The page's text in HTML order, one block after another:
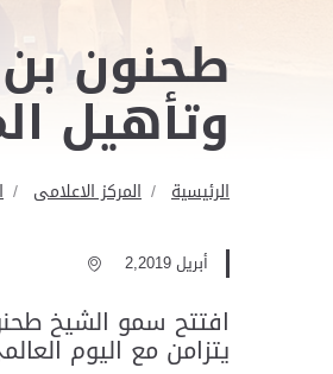
طحنون بن
وتأهيل
الرئيسية المركز الاعلامى
أبريل 2,2019
افتتح سمو الشيخ
يتزامن مع اليوم